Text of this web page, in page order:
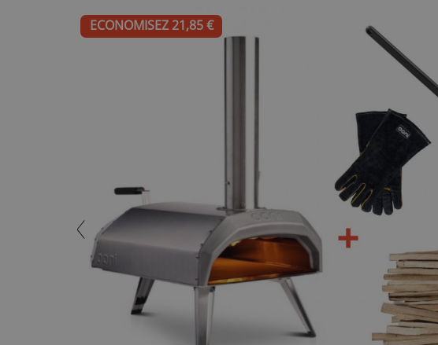
ECONOMISEZ 21,85 €